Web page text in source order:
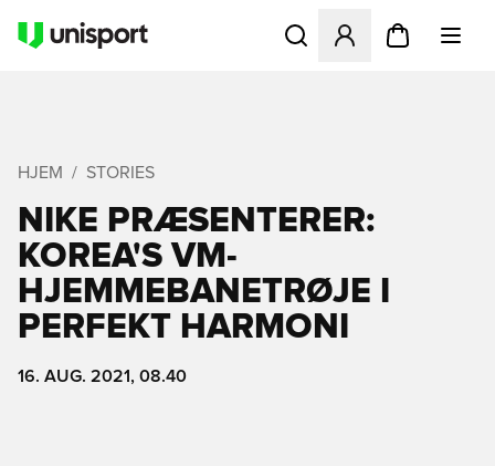
Åbner en Modal til at
HJEM STORIES
NIKE PRÆSENTERER:
KOREA'S VM-
HJEMMEBANETRØJE I
PERFEKT HARMONI
16. AUG. 2021, 08.40